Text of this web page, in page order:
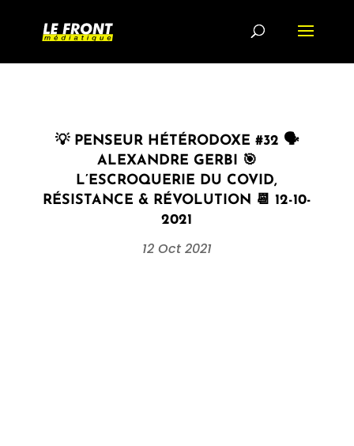
💡 PENSEUR HÉTÉRODOXE #32 🗣
ALEXANDRE GERBI 🎯
L’ESCROQUERIE DU COVID,
RÉSISTANCE & RÉVOLUTION 📆 12-10-
2021
12 Oct 2021